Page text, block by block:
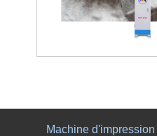
Machine d'impression